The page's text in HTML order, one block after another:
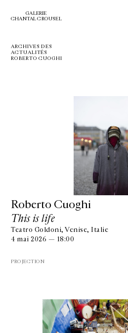
GALERIE
CHANTAL CROUSEL
ARCHIVES DES
ACTUALITÉS
ROBERTO CUOGHI
Roberto Cuoghi
This is life
Teatro Goldoni, Venise, Italie
4 mai 2026 — 18:00
PROJECTION